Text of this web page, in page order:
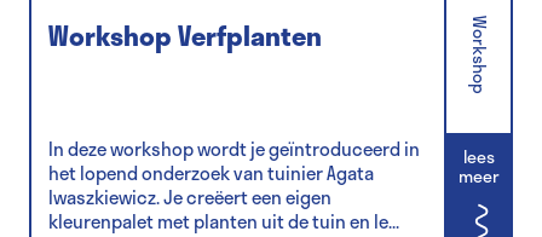
Workshop Verfplanten
In deze workshop wordt je geïntroduceerd in
het lopend onderzoek van tuinier Agata
Iwaszkiewicz. Je creëert een eigen
kleurenpalet met planten uit de tuin en le...
Workshop
lees
meer